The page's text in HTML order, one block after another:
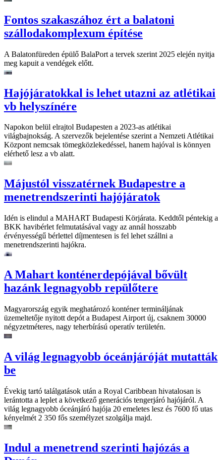
Fontos szakaszához ért a balatoni
szállodakomplexum építése
A Balatonfüreden épülő BalaPort a tervek szerint 2025 elején nyitja
meg kapuit a vendégek előtt.
Hajójáratokkal is lehet utazni az atlétikai
vb helyszínére
Napokon belül elrajtol Budapesten a 2023-as atlétikai
világbajnokság. A szervezők bejelentése szerint a Nemzeti Atlétikai
Központ nemcsak tömegközlekedéssel, hanem hajóval is könnyen
elérhető lesz a vb alatt.
Májustól visszatérnek Budapestre a
menetrendszerinti hajójáratok
Idén is elindul a MAHART Budapesti Körjárata. Keddtől péntekig a
BKK havibérlet felmutatásával vagy az annál hosszabb
érvényességű bérlettel díjmentesen is fel lehet szállni a
menetrendszerinti hajókra.
A Mahart konténerdepójával bővült
hazánk legnagyobb repülőtere
Magyarország egyik meghatározó konténer termináljának
üzemeltetője nyitott depót a Budapest Airport új, csaknem 30000
négyzetméteres, nagy teherbírású operatív területén.
A világ legnagyobb óceánjáróját mutatták
be
Évekig tartó találgatások után a Royal Caribbean hivatalosan is
lerántotta a leplet a következő generációs tengerjáró hajójáról. A
világ legnagyobb óceánjáró hajója 20 emeletes lesz és 7600 fő utas
kényelmét 2 350 fős személyzet szolgálja majd.
Indul a menetrend szerinti hajózás a